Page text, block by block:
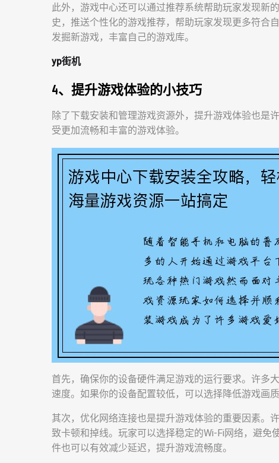
此外，游戏中心还可以通过推荐系统帮助玩家发现新
史，推送个性化的游戏推荐，帮助玩家发现更多符合
发掘新游戏，丰富自己的游戏库。
yp街机
4、提升游戏体验的小技巧
除了下载安装和管理游戏资源外，提升游戏体验也是
受更加流畅和丰富的游戏体验。
首先，确保你的设备硬件满足游戏的运行要求。许多
速度。如果你的设备配置较低，可以选择降低游戏画
其次，优化网络连接也是提升游戏体验的重要因素。
致卡顿和掉线。玩家可以选择稳定的Wi-Fi网络，避
件也可以有效减少延迟，提升游戏流畅度。